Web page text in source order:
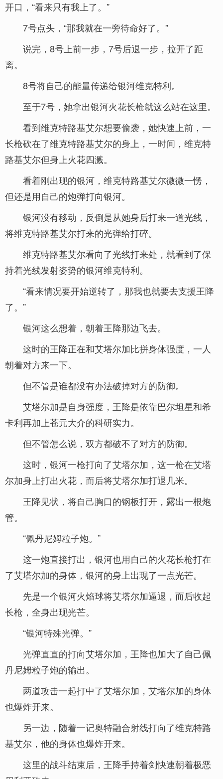
开口，“看来只有我上了。”
7号点头，“那我就在一旁待命好了。”
说完，8号上前一步，7号后退一步，拉开了距
离。
8号将自己的能量传递给银河维克特利。
至于7号，她拿出银河火花长枪就这么站在这里。
看到维克特路基艾尔想要偷袭，她快速上前，一
长枪砍在了维克特路基艾尔的身上，一时间，维克特
路基艾尔但身上火花四溅。
看着刚出现的银河，维克特路基艾尔微微一愣，
但还是用自己的炮弹打向银河。
银河没有移动，反倒是从她身后打来一道光线，
将维克特路基艾尔打来的光弹给打碎。
维克特路基艾尔看向了光线打来处，就看到了保
持着光线发射姿势的银河维克特利。
“看来情况要开始逆转了，那我也就要去支援王降
了。”
银河这么想着，朝着王降那边飞去。
这时的王降正在和艾塔尔加比拼身体强度，一人
朝着对方来一下。
但不管是谁都没有办法破掉对方的防御。
艾塔尔加是自身强度，王降是依靠巴尔坦星和希
卡利再加上苍元大介的科研实力。
但不管怎么说，双方都破不了对方的防御。
这时，银河一枪打向了艾塔尔加，这一枪在艾塔
尔加身上打出火花，而后将艾塔尔加打退几米。
王降见状，将自己胸口的钢板打开，露出一根炮
管。
“佩丹尼姆粒子炮。”
这一炮直接打出，银河也用自己的火花长枪打在
了艾塔尔加的身体，银河的身上出现了一点光芒。
先是一个银河火焰球将艾塔尔加逼退，而后收起
长枪，全身出现光芒。
“银河特殊光弹。”
光弹直直的打向艾塔尔加，王降也加大了自己佩
丹尼姆粒子炮的输出。
两道攻击一起打中了艾塔尔加，艾塔尔加的身体
也爆炸开来。
另一边，随着一记奥特融合射线打向了维克特路
基艾尔，他的身体也爆炸开来。
这里的战斗结束后，王降手持着剑快速朝着极恶